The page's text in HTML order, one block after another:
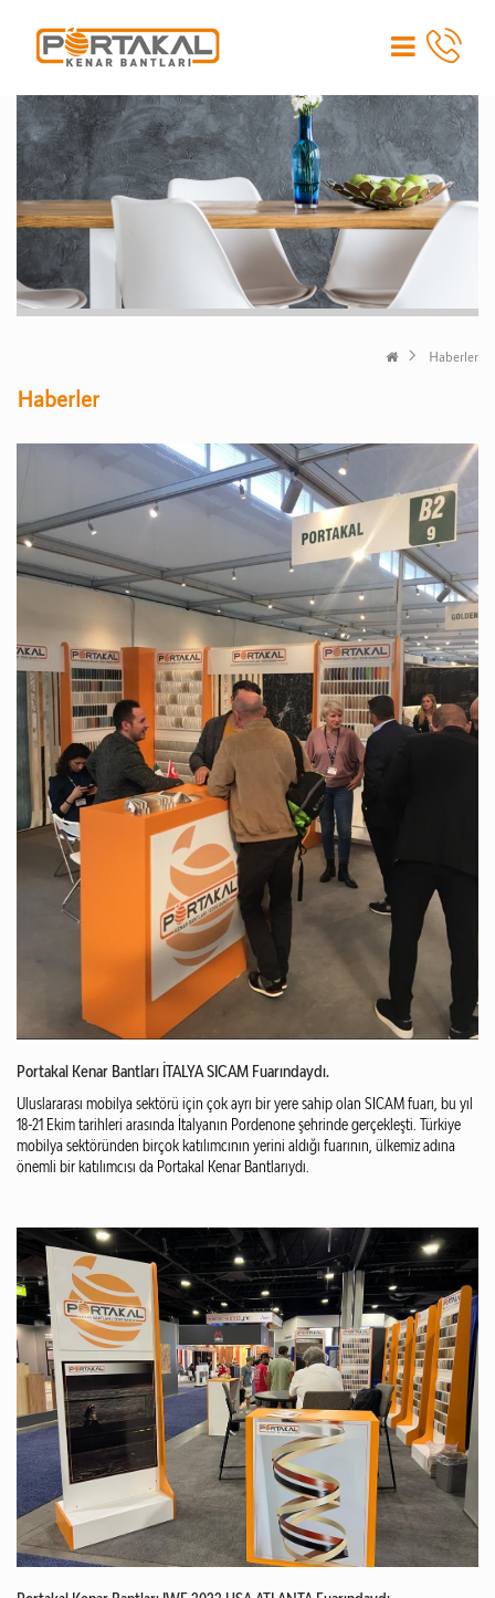
Haberler
Haberler
Portakal Kenar Bantları İTALYA SICAM Fuarındaydı.
Uluslararası mobilya sektörü için çok ayrı bir yere sahip olan SICAM fuarı, bu yıl
18-21 Ekim tarihleri arasında İtalyanın Pordenone şehrinde gerçekleşti. Türkiye
mobilya sektöründen birçok katılımcının yerini aldığı fuarının, ülkemiz adına
önemli bir katılımcısı da Portakal Kenar Bantlarıydı.